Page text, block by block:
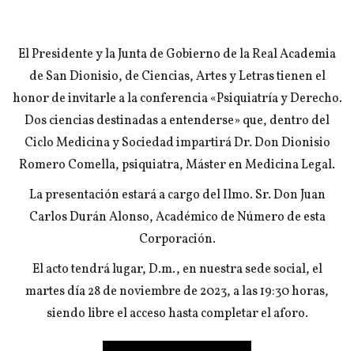
El Presidente y la Junta de Gobierno de la Real Academia
de San Dionisio, de Ciencias, Artes y Letras tienen el
honor de invitarle a la conferencia «Psiquiatría y Derecho.
Dos ciencias destinadas a entenderse» que, dentro del
Ciclo Medicina y Sociedad impartirá Dr. Don Dionisio
Romero Comella, psiquiatra, Máster en Medicina Legal.
La presentación estará a cargo del Ilmo. Sr. Don Juan
Carlos Durán Alonso, Académico de Número de esta
Corporación.
El acto tendrá lugar, D.m., en nuestra sede social, el
martes día 28 de noviembre de 2023, a las 19:30 horas,
siendo libre el acceso hasta completar el aforo.